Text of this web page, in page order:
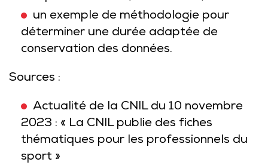
un exemple de méthodologie pour
déterminer une durée adaptée de
conservation des données.
Sources :
Actualité de la CNIL du 10 novembre
2023 : « La CNIL publie des fiches
thématiques pour les professionnels du
sport »